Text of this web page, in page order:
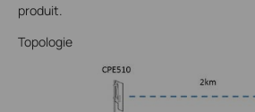
produit.
Topologie